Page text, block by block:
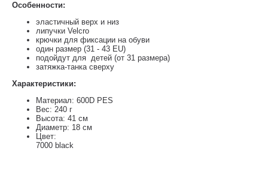
Особенности:
эластичный верх и низ
липучки Velcro
крючки для фиксации на обуви
один размер (31 - 43 EU)
подойдут для детей (от 31 размера)
затяжка-танка сверху
Характеристики:
Материал: 600D PES
Вес: 240 г
Высота: 41 см
Диаметр: 18 см
Цвет:
7000 black